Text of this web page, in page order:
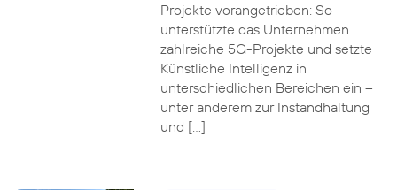
Projekte vorangetrieben: So
unterstützte das Unternehmen
zahlreiche 5G-Projekte und setzte
Künstliche Intelligenz in
unterschiedlichen Bereichen ein –
unter anderem zur Instandhaltung
und […]